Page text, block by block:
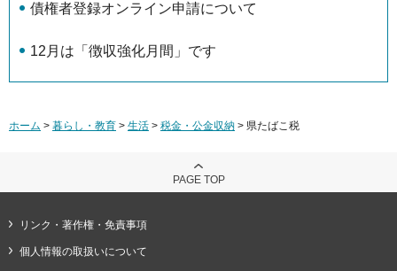
債権者登録オンライン申請について
12月は「徴収強化月間」です
ホーム > 暮らし・教育 > 生活 > 税金・公金収納 > 県たばこ税
PAGE TOP
リンク・著作権・免責事項
個人情報の取扱いについて